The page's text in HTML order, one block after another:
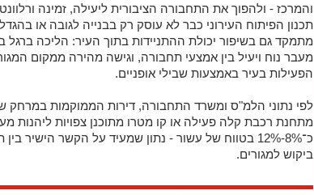
והמרכז - ולהפוך את התחבורה הציבורית ליעילה, זמינה
תכנון הפיתוח העירוני כבר לא עוסק רק בבנייה לגובה או
מתמקד גם בשיפור יכולת ההתניידות בתוך העיר: הליכה ברגל
מעבר נוח ויעיל בין אמצעי תחבורה, וגישה מהירה ממקום
הפעילות בעיר באמצעות שבילי אופניים.
מתחנת רכבת קלה פעילה או קו מטרו מתוכנן צפויות ליהנות
כ־8%-12% בטווח של עשור - נתון שמעיד על הקשר הישיר
ביקוש למגורים.